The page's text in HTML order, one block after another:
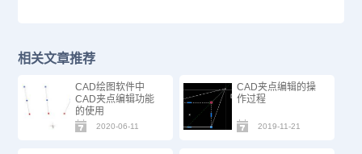
相关文章推荐
CAD绘图软件中
CAD夹点编辑功能
的使用
2020-06-11
CAD夹点编辑的操
作过程
2019-11-21